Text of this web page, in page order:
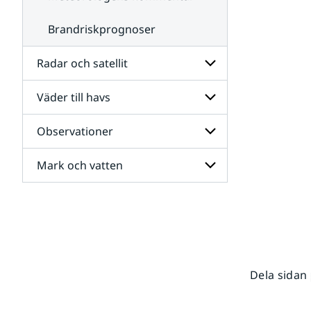
Brandriskprognoser
Radar och satellit
Undersidor
för
Radar
och
satellit
Väder till havs
Undersidor
för
Väder
till
havs
Observationer
Undersidor
för
Mark och vatten
Dela sidan